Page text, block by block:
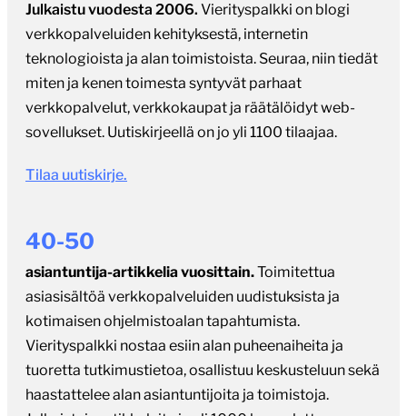
Julkaistu vuodesta 2006. Vierityspalkki on blogi
verkkopalveluiden kehityksestä, internetin
teknologioista ja alan toimistoista. Seuraa, niin tiedät
miten ja kenen toimesta syntyvät parhaat
verkkopalvelut, verkkokaupat ja räätälöidyt web-
sovellukset. Uutiskirjeellä on jo yli 1100 tilaajaa.
Tilaa uutiskirje.
40-50
asiantuntija-artikkelia vuosittain.Toimitettua
asiasisältöä verkkopalveluiden uudistuksista ja
kotimaisen ohjelmistoalan tapahtumista.
Vierityspalkki nostaa esiin alan puheenaiheita ja
tuoretta tutkimustietoa, osallistuu keskusteluun sekä
haastattelee alan asiantuntijoita ja toimistoja.